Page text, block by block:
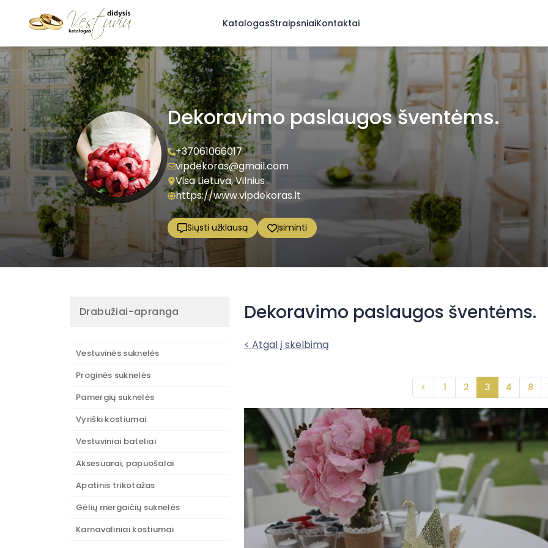
KatalogasStraipsniaiKontaktai
Dekoravimo paslaugos šventėms.
+37061066017
vipdekoras@gmail.com
Visa Lietuva, Vilnius
https://www.vipdekoras.lt
Siųsti užklausą Įsiminti
Drabužiai-apranga
Vestuvinės suknelės
Proginės suknelės
Pamergių suknelės
Vyriški kostiumai
Vestuviniai bateliai
Aksesuarai, papuošalai
Apatinis trikotažas
Gėlių mergaičių suknelės
Karnavaliniai kostiumai
Dekoravimo paslaugos šventėms.
< Atgal į skelbimą
< 1 2 3 4 8